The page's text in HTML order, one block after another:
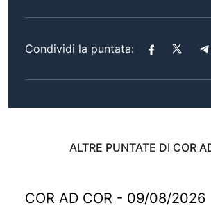
Condividi la puntata:
ALTRE PUNTATE DI COR
COR AD COR - 09/08/2026